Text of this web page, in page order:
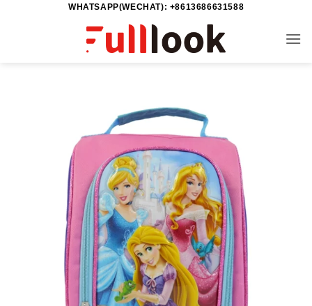
WHATSAPP(WECHAT): +8613686631588